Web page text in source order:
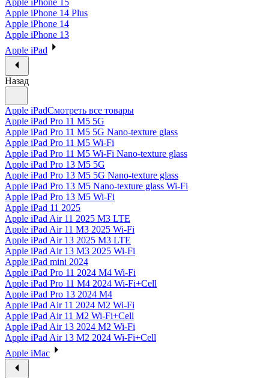
Apple iPhone 15
Apple iPhone 14 Plus
Apple iPhone 14
Apple iPhone 13
Apple iPad
Назад
Apple iPadСмотреть все товары
Apple iPad Pro 11 M5 5G
Apple iPad Pro 11 M5 5G Nano-texture glass
Apple iPad Pro 11 M5 Wi-Fi
Apple iPad Pro 11 M5 Wi-Fi Nano-texture glass
Apple iPad Pro 13 M5 5G
Apple iPad Pro 13 M5 5G Nano-texture glass
Apple iPad Pro 13 M5 Nano-texture glass Wi-Fi
Apple iPad Pro 13 M5 Wi-Fi
Apple iPad 11 2025
Apple iPad Air 11 2025 M3 LTE
Apple iPad Air 11 M3 2025 Wi-Fi
Apple iPad Air 13 2025 M3 LTE
Apple iPad Air 13 M3 2025 Wi-Fi
Apple iPad mini 2024
Apple iPad Pro 11 2024 M4 Wi-Fi
Apple iPad Pro 11 M4 2024 Wi-Fi+Cell
Apple iPad Pro 13 2024 M4
Apple iPad Air 11 2024 M2 Wi-Fi
Apple iPad Air 11 M2 Wi-Fi+Cell
Apple iPad Air 13 2024 M2 Wi-Fi
Apple iPad Air 13 M2 2024 Wi-Fi+Cell
Apple iMac